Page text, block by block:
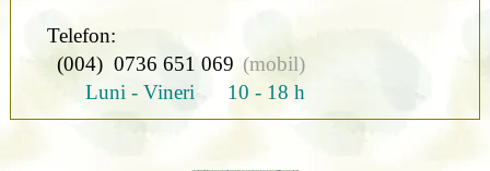
Telefon:
(004) 0736 651 069 (mobil)
Luni - Vineri 10 - 18 h